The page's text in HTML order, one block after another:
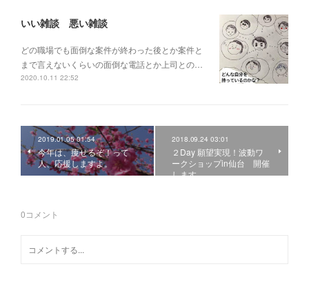
いい雑談 悪い雑談
どの職場でも面倒な案件が終わった後とか案件と
まで言えないくらいの面倒な電話とか上司との…
2020.10.11 22:52
2019.01.05 01:54
今年は、痩せるぞ！って
人、応援しますよ。
2018.09.24 03:01
２Day 願望実現！波動ワ
ークショップin仙台 開催
します。
0コメント